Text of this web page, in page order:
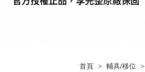
首頁 > 輔具/移位 >